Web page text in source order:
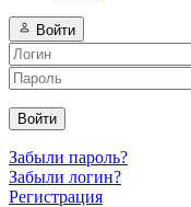
Войти
Войти
Забыли пароль?
Забыли логин?
Регистрация